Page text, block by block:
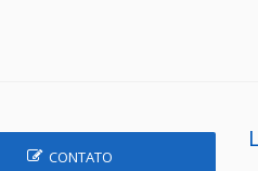
CONTATO